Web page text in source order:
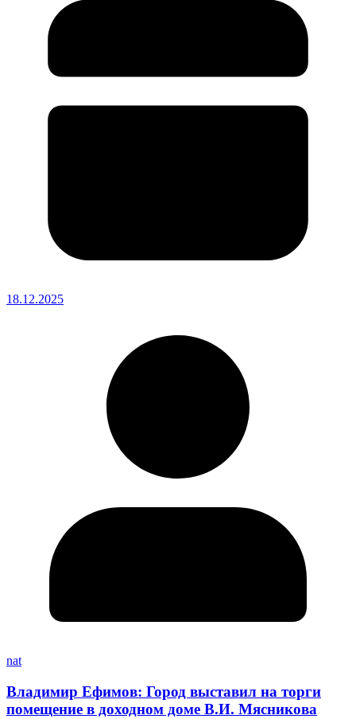
18.12.2025
nat
Владимир Ефимов: Город выставил на торги
помещение в доходном доме В.И. Мясникова